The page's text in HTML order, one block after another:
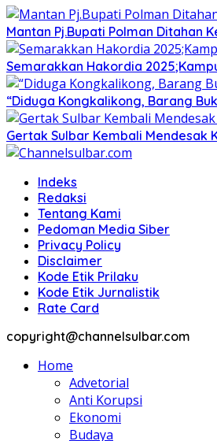
Mantan Pj.Bupati Polman Ditahan
Semarakkan Hakordia
“Diduga Kongkalikong, Barang
Gertak Sulbar Kembali Mendesak
Indeks
Redaksi
Tentang Kami
Pedoman Media Siber
Privacy Policy
Disclaimer
Kode Etik Prilaku
Kode Etik Jurnalistik
Rate Card
copyright@channelsulbar.com
Home
Advetorial
Anti Korupsi
Ekonomi
Budaya